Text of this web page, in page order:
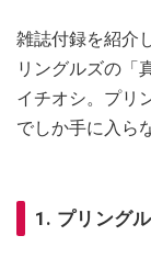
雑誌付録を紹介
リングルズの「
イチオシ。プリ
でしか手に入ら
1. プリング